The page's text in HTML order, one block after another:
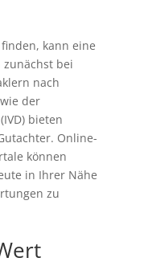
kann eine
zunächst bei
nach
der
bieten
Online-
können
in Ihrer Nähe
zu